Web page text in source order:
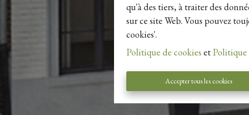
qu'à des tiers, à traiter des
sur ce site Web. Vous pouvez
cookies'.
Politique de cookies et
Accepter tous les cookies